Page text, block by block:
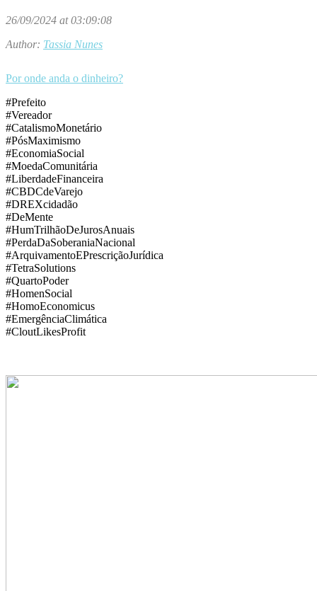
26/09/2024 at 03:09:08
Author: Tassia Nunes
Por onde anda o dinheiro?
#Prefeito
#Vereador
#CatalismoMonetário
#PósMaximismo
#EconomiaSocial
#MoedaComunitária
#LiberdadeFinanceira
#CBDCdeVarejo
#DREXcidadão
#DeMente
#HumTrilhãoDeJurosAnuais
#PerdaDaSoberaniaNacional
#ArquivamentoEPrescriçãoJurídica
#TetraSolutions
#QuartoPoder
#HomenSocial
#HomoEconomicus
#EmergênciaClimática
#CloutLikesProfit